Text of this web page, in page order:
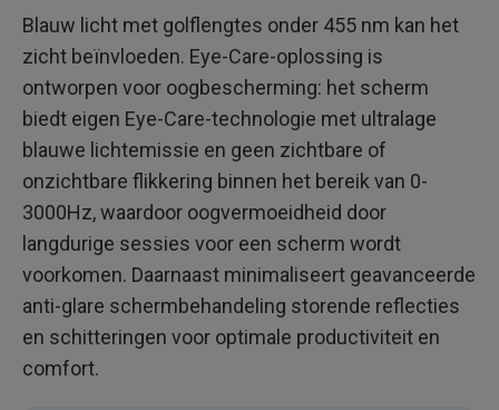
Blauw licht met golflengtes onder 455 nm kan het
zicht beïnvloeden. Eye-Care-oplossing is
ontworpen voor oogbescherming: het scherm
biedt eigen Eye-Care-technologie met ultralage
blauwe lichtemissie en geen zichtbare of
onzichtbare flikkering binnen het bereik van 0-
3000Hz, waardoor oogvermoeidheid door
langdurige sessies voor een scherm wordt
voorkomen. Daarnaast minimaliseert geavanceerde
anti-glare schermbehandeling storende reflecties
en schitteringen voor optimale productiviteit en
comfort.